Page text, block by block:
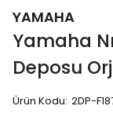
YAMAHA
Yamaha
Deposu
Ürün Kodu: 2DP-